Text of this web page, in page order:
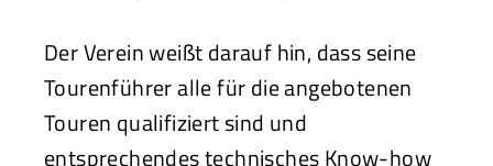
Der Verein weißt darauf hin, dass seine
Tourenführer alle für die angebotenen
Touren qualifiziert sind und
entsprechendes technisches Know-how